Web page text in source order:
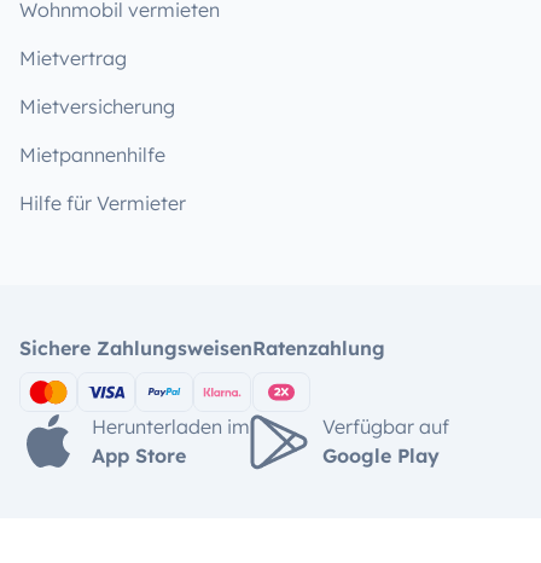
Wohnmobil vermieten
Mietvertrag
Mietversicherung
Mietpannenhilfe
Hilfe für Vermieter
Sichere ZahlungsweisenRatenzahlung
Herunterladen im
App Store
Verfügbar auf
Google Play